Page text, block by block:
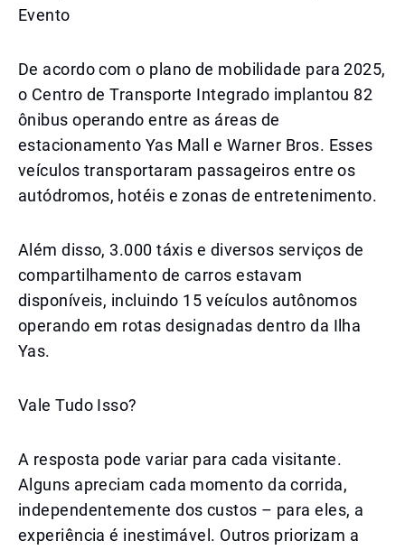
Evento
De acordo com o plano de mobilidade para 2025,
o Centro de Transporte Integrado implantou 82
ônibus operando entre as áreas de
estacionamento Yas Mall e Warner Bros. Esses
veículos transportaram passageiros entre os
autódromos, hotéis e zonas de entretenimento.
Além disso, 3.000 táxis e diversos serviços de
compartilhamento de carros estavam
disponíveis, incluindo 15 veículos autônomos
operando em rotas designadas dentro da Ilha
Yas.
Vale Tudo Isso?
A resposta pode variar para cada visitante.
Alguns apreciam cada momento da corrida,
independentemente dos custos – para eles, a
experiência é inestimável. Outros priorizam a